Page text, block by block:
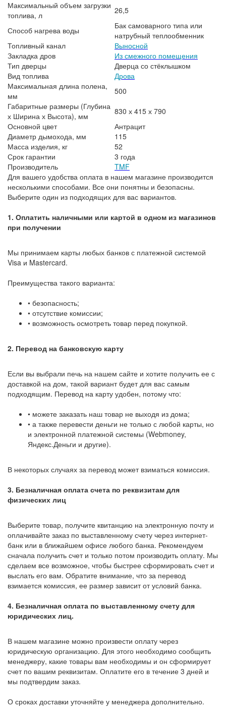
Максимальный объем загрузки
топлива, л
26,5
Способ нагрева воды
Бак самоварного типа или
натрубный теплообменник
Топливный канал
Выносной
Закладка дров
Из смежного помещения
Тип дверцы
Дверца со стёклышком
Вид топлива
Дрова
Максимальная длина полена,
мм
500
Габаритные размеры (Глубина
х Ширина х Высота), мм
830 х 415 х 790
Основной цвет
Антрацит
Диаметр дымохода, мм
115
Масса изделия, кг
52
Срок гарантии
3 года
Производитель
TMF
Для вашего удобства оплата в нашем магазине производится
несколькими способами. Все они понятны и безопасны.
Выберите один из подходящих для вас вариантов.
1. Оплатить наличными или картой в одном из магазинов
при получении
Мы принимаем карты любых банков с платежной системой
Visa и Mastercard.
Преимущества такого варианта:
• безопасность;
• отсутствие комиссии;
• возможность осмотреть товар перед покупкой.
2. Перевод на банковскую карту
Если вы выбрали печь на нашем сайте и хотите получить ее с
доставкой на дом, такой вариант будет для вас самым
подходящим. Перевод на карту удобен, потому что:
• можете заказать наш товар не выходя из дома;
• а также перевести деньги не только с любой карты, но
и электронной платежной системы (Webmoney,
Яндекс.Деньги и другие).
В некоторых случаях за перевод может взиматься комиссия.
3. Безналичная оплата счета по реквизитам для
физических лиц
Выберите товар, получите квитанцию на электронную почту и
оплачивайте заказ по выставленному счету через интернет-
банк или в ближайшем офисе любого банка. Рекомендуем
сначала получить счет и только потом производить оплату. Мы
сделаем все возможное, чтобы быстрее сформировать счет и
выслать его вам. Обратите внимание, что за перевод
взимается комиссия, ее размер зависит от условий банка.
4. Безналичная оплата по выставленному счету для
юридических лиц.
В нашем магазине можно произвести оплату через
юридическую организацию. Для этого необходимо сообщить
менеджеру, какие товары вам необходимы и он сформирует
счет по вашим реквизитам. Оплатите его в течение 3 дней и
мы подтвердим заказ.
О сроках доставки уточняйте у менеджера дополнительно.